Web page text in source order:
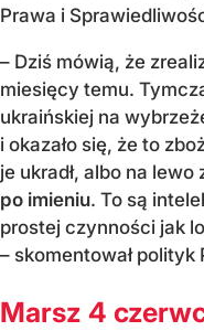
Prawa i
– Dziś mówią, że
miesięcy temu.
ukraińskiej na
i okazało się, że to
je ukradł, albo na lewo
po imieniu. To są
prostej czynności jak
– skomentował polityk
Marsz 4